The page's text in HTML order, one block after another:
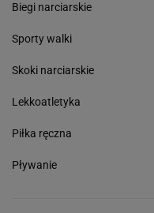
Biegi narciarskie
Sporty walki
Skoki narciarskie
Lekkoatletyka
Piłka ręczna
Pływanie